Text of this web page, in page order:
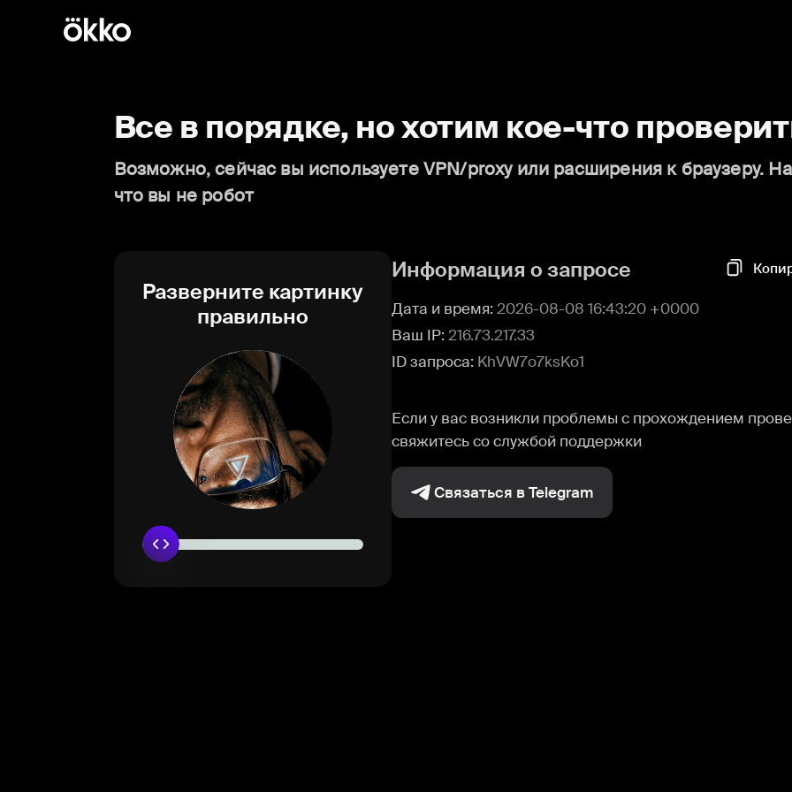
Все в порядке, но хотим кое-что
Возможно, сейчас вы используете VPN/proxy или расширения к браузеру.
что вы не робот
Разверните картинку
правильно
Информация о запросе
Дата и время: 2026-08-08 16:43:20 +0000
Ваш IP: 216.73.217.33
ID запроса: KhVW7o7ksKo1
Если у вас возникли проблемы с прохождением
свяжитесь со службой поддержки
Связаться в Telegram